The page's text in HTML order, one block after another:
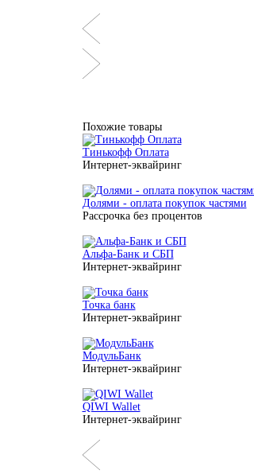
Похожие товары
Тинькофф Оплата
Интернет-эквайринг
Долями - оплата покупок частями
Рассрочка без процентов
Альфа-Банк и СБП
Интернет-эквайринг
Точка банк
Интернет-эквайринг
МодульБанк
Интернет-эквайринг
QIWI Wallet
Интернет-эквайринг